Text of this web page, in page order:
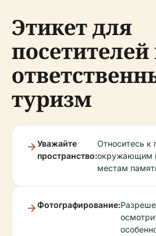
Этикет для
посетителей
туризм
Уважайте
пространство:
Относитесь к
окружающим
местам
Фотографирование: